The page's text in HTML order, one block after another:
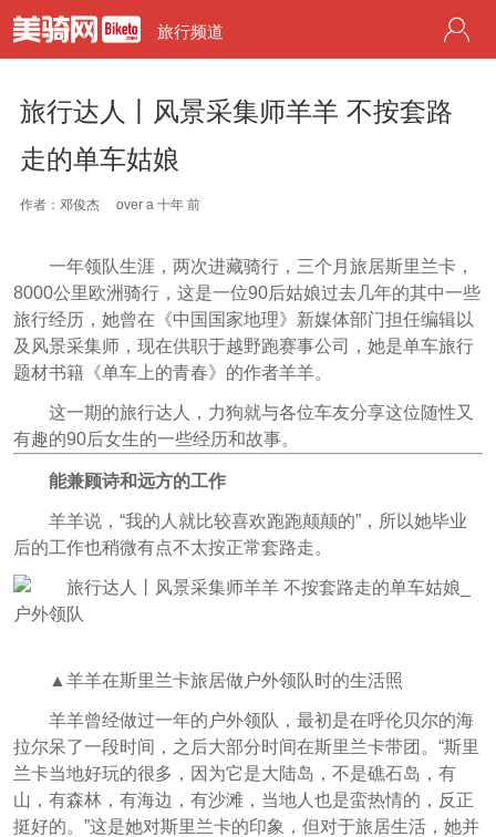
旅行频道
旅行达人丨风景采集师羊羊 不按套路
走的单车姑娘
作者：邓俊杰 over a 十年 前
一年领队生涯，两次进藏骑行，三个月旅居斯里兰卡，
8000公里欧洲骑行，这是一位90后姑娘过去几年的其中一些
旅行经历，她曾在《中国国家地理》新媒体部门担任编辑以
及风景采集师，现在供职于越野跑赛事公司，她是单车旅行
题材书籍《单车上的青春》的作者羊羊。
这一期的旅行达人，力狗就与各位车友分享这位随性又
有趣的90后女生的一些经历和故事。
能兼顾诗和远方的工作
羊羊说，“我的人就比较喜欢跑跑颠颠的”，所以她毕业
后的工作也稍微有点不太按正常套路走。
▲羊羊在斯里兰卡旅居做户外领队时的生活照
羊羊曾经做过一年的户外领队，最初是在呼伦贝尔的海
拉尔呆了一段时间，之后大部分时间在斯里兰卡带团。“斯里
兰卡当地好玩的很多，因为它是大陆岛，不是礁石岛，有
山，有森林，有海边，有沙滩，当地人也是蛮热情的，反正
挺好的。”这是她对斯里兰卡的印象，但对于旅居生活，她并